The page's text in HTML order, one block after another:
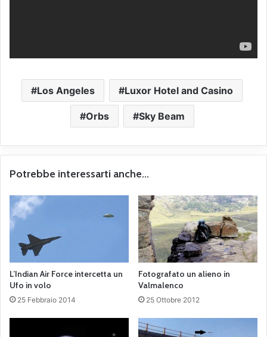
Los Angeles Luxor Hotel and Casino
Orbs Sky Beam
Potrebbe interessarti anche...
L’Indian Air Force intercetta un
Ufo in volo
25 Febbraio 2014
Fotografato un alieno in
Valmalenco
25 Ottobre 2012